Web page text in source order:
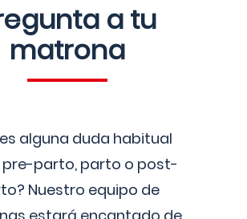
a tu
matrona
alguna duda habitual
pre-parto, parto o post-
Nuestro equipo de